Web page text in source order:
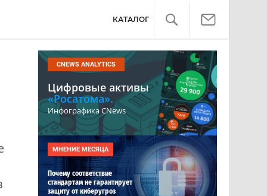
КАТАЛОГ
CNEWS ANALYTICS
Цифровые активы
«Росатома».
Инфографика CNews
МНЕНИЕ МЕСЯЦА
Почему соответствие
стандартам не гарантирует
защиту от киберугроз